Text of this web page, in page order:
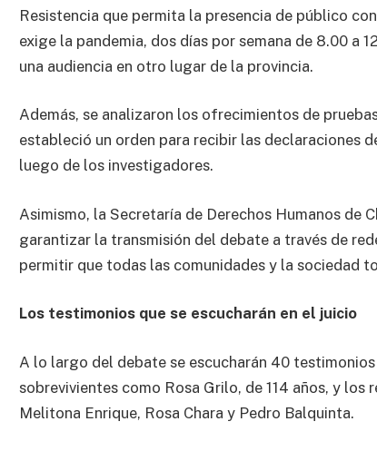
Resistencia que permita la presencia de público
exige la pandemia, dos días por semana de 8.00 a
una audiencia en otro lugar de la provincia.
Además, se analizaron los ofrecimientos de
estableció un orden para recibir las declaraciones
luego de los investigadores.
Asimismo, la Secretaría de Derechos Humanos de
garantizar la transmisión del debate a través de
permitir que todas las comunidades y la sociedad
Los testimonios que se escucharán en el juicio
A lo largo del debate se escucharán 40
sobrevivientes como Rosa Grilo, de 114 años, y
Melitona Enrique, Rosa Chara y Pedro Balquinta.